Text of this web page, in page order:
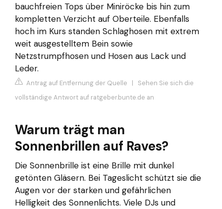
bauchfreien Tops über Miniröcke bis hin zum
kompletten Verzicht auf Oberteile. Ebenfalls
hoch im Kurs standen Schlaghosen mit extrem
weit ausgestelltem Bein sowie
Netzstrumpfhosen und Hosen aus Lack und
Leder.
Antrag auf Entfernung der Quelle | Sehen Sie sich die
vollständige Antwort auf ratgeber.bunte.de an
Warum trägt man
Sonnenbrillen auf Raves?
Die Sonnenbrille ist eine Brille mit dunkel
getönten Gläsern. Bei Tageslicht schützt sie die
Augen vor der starken und gefährlichen
Helligkeit des Sonnenlichts. Viele DJs und